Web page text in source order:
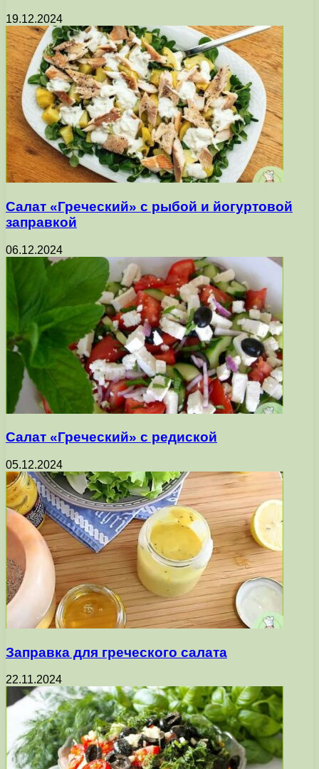
19.12.2024
Салат «Греческий» с рыбой и йогуртовой
заправкой
06.12.2024
Салат «Греческий» с редиской
05.12.2024
Заправка для греческого салата
22.11.2024